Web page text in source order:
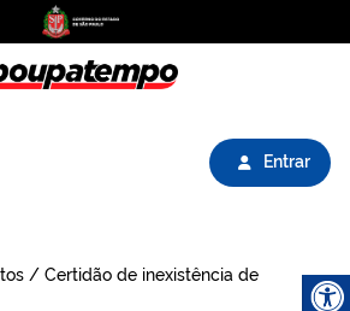
Entrar
/ Certidão de inexistência de